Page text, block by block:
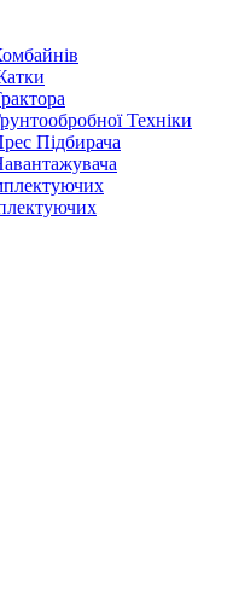
Техніки
Підбирача